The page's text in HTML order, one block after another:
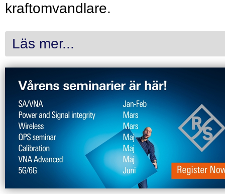
kraftomvandlare.
Läs mer...